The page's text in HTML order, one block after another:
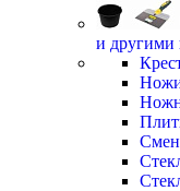
и другими
Ножи